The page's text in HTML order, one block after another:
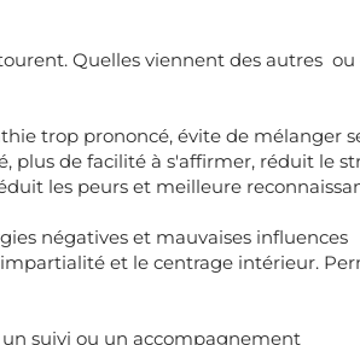
Quelles viennent des autres ou
trop prononcé, évite de mélanger
plus de facilité à s'affirmer, réduit le
les peurs et meilleure
négatives et mauvaises influences
et le centrage intérieur.
suivi ou un accompagnement